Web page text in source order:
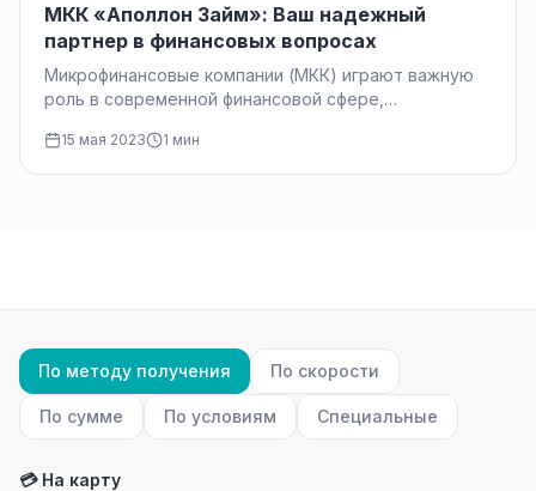
МКК «Аполлон Займ»: Ваш надежный
партнер в финансовых вопросах
Микрофинансовые компании (МКК) играют важную
роль в современной финансовой сфере,
решения для множества…
15 мая 2023 1 мин
По методу получения По скорости
По сумме По условиям Специальные
💳 На карту